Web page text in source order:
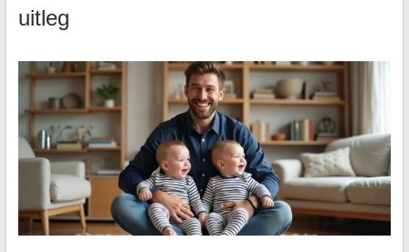
uitleg